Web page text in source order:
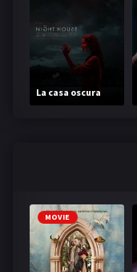
La casa oscura
MOVIE